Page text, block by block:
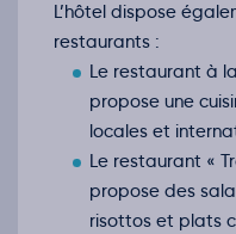
09
1031€
1267€/
11
1031€/
1016€/
L’hôtel dispose
restaurants :
Le restaurant à
propose une
locales et
Le restaurant «
propose des
risottos et plats